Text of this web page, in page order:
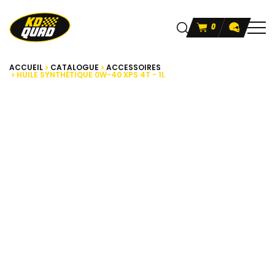
0
ACCUEIL CATALOGUE ACCESSOIRES
HUILE SYNTHÉTIQUE 0W-40 XPS 4T - 1L